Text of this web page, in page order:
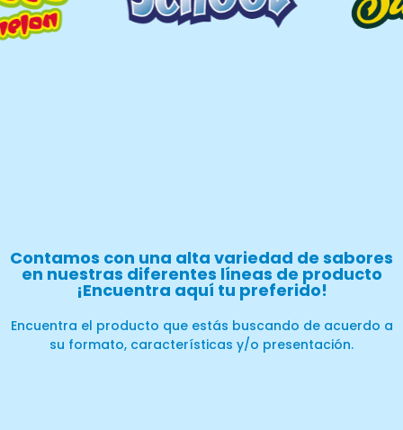
Contamos con una alta variedad de sabores
en nuestras diferentes líneas de producto
¡Encuentra aquí tu preferido!
Encuentra el producto que estás buscando de acuerdo a
su formato, características y/o presentación.